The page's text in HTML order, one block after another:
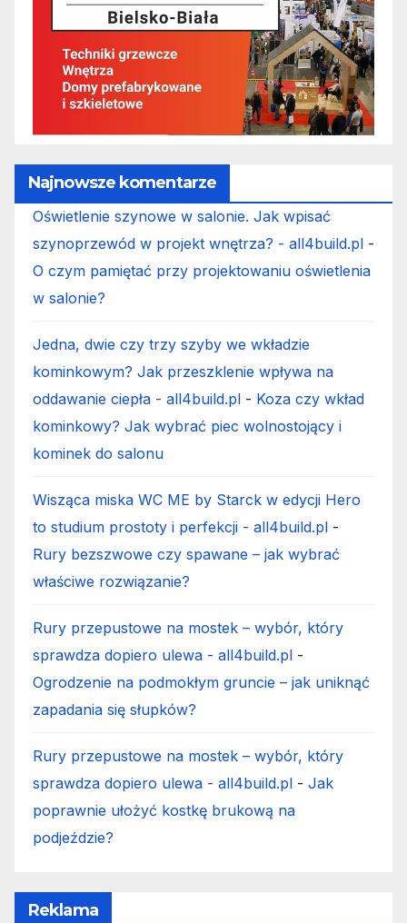
Najnowsze komentarze
Oświetlenie szynowe w salonie. Jak wpisać
szynoprzewód w projekt wnętrza? - all4build.pl -
O czym pamiętać przy projektowaniu oświetlenia
w salonie?
Jedna, dwie czy trzy szyby we wkładzie
kominkowym? Jak przeszklenie wpływa na
oddawanie ciepła - all4build.pl - Koza czy wkład
kominkowy? Jak wybrać piec wolnostojący i
kominek do salonu
Wisząca miska WC ME by Starck w edycji Hero
to studium prostoty i perfekcji - all4build.pl -
Rury bezszwowe czy spawane – jak wybrać
właściwe rozwiązanie?
Rury przepustowe na mostek – wybór, który
sprawdza dopiero ulewa - all4build.pl -
Ogrodzenie na podmokłym gruncie – jak uniknąć
zapadania się słupków?
Rury przepustowe na mostek – wybór, który
sprawdza dopiero ulewa - all4build.pl - Jak
poprawnie ułożyć kostkę brukową na
podjeździe?
Reklama